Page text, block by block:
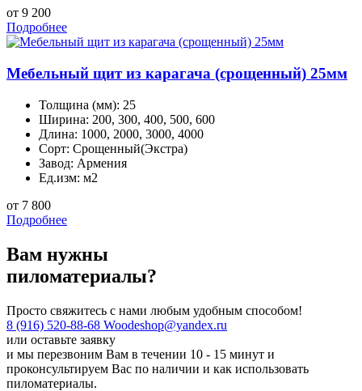
от 9 200
Подробнее
Мебельный щит из карагача (срощенный) 25мм
Толщина (мм): 25
Ширина: 200, 300, 400, 500, 600
Длина: 1000, 2000, 3000, 4000
Сорт: Срощенный(Экстра)
Завод: Армения
Ед.изм: м2
от 7 800
Подробнее
Вам нужны
пиломатериалы?
Просто свяжитесь с нами любым удобным способом!
8 (916) 520-88-68 Woodeshop@yandex.ru
или оставьте заявку
и мы перезвоним Вам в течении 10 - 15 минут и
проконсультируем Вас по наличии и как использовать
пиломатериалы.